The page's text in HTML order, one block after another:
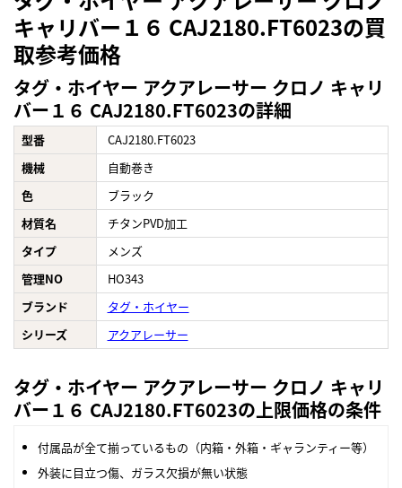
キャリバー１６ CAJ2180.FT6023の買
取参考価格
タグ・ホイヤー アクアレーサー クロノ キャリ
バー１６ CAJ2180.FT6023の詳細
型番
CAJ2180.FT6023
機械
自動巻き
色
ブラック
材質名
チタンPVD加工
タイプ
メンズ
管理NO
HO343
ブランド
タグ・ホイヤー
シリーズ
アクアレーサー
タグ・ホイヤー アクアレーサー クロノ キャリ
バー１６ CAJ2180.FT6023の上限価格の条件
付属品が全て揃っているもの（内箱・外箱・ギャランティー等）
外装に目立つ傷、ガラス欠損が無い状態